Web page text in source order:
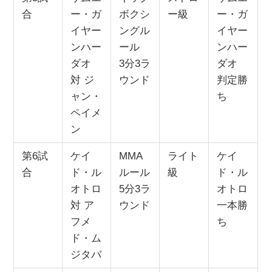
合
ー・ガ
イヤー
ンハー
ダオ
対 ジ
ャン・
ペイメ
ン
ボクシ
ングル
ール
3分3ラ
ウンド
ー級
ー・ガ
イヤー
ンハー
ダオ
判定勝
ち
第6試
合
ケイ
ド・ル
オトロ
対 ア
フメ
ド・ム
ジタバ
MMA
ルール
5分3ラ
ウンド
ライト
級
ケイ
ド・ル
オトロ
一本勝
ち